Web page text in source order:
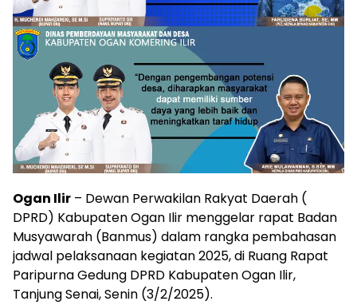
Ogan Ilir – Dewan Perwakilan Rakyat Daerah (
DPRD) Kabupaten Ogan Ilir menggelar rapat Badan
Musyawarah (Banmus) dalam rangka pembahasan
jadwal pelaksanaan kegiatan 2025, di Ruang Rapat
Paripurna Gedung DPRD Kabupaten Ogan Ilir,
Tanjung Senai, Senin (3/2/2025).